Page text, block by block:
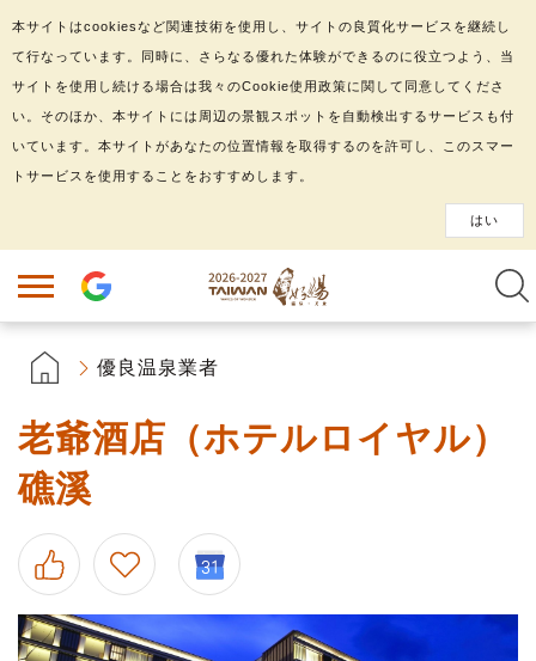
優良温泉業者
老爺酒店（ホテルロイヤル）
礁溪
本サイトはcookiesなど関連技術を使用し、サイトの良質化サービスを継続し
て行なっています。同時に、さらなる優れた体験ができるのに役立つよう、当
サイトを使用し続ける場合は我々のCookie使用政策に関して同意してくださ
い。そのほか、本サイトには周辺の景観スポットを自動検出するサービスも付
いています。本サイトがあなたの位置情報を取得するのを許可し、このスマー
トサービスを使用することをおすすめします。
はい